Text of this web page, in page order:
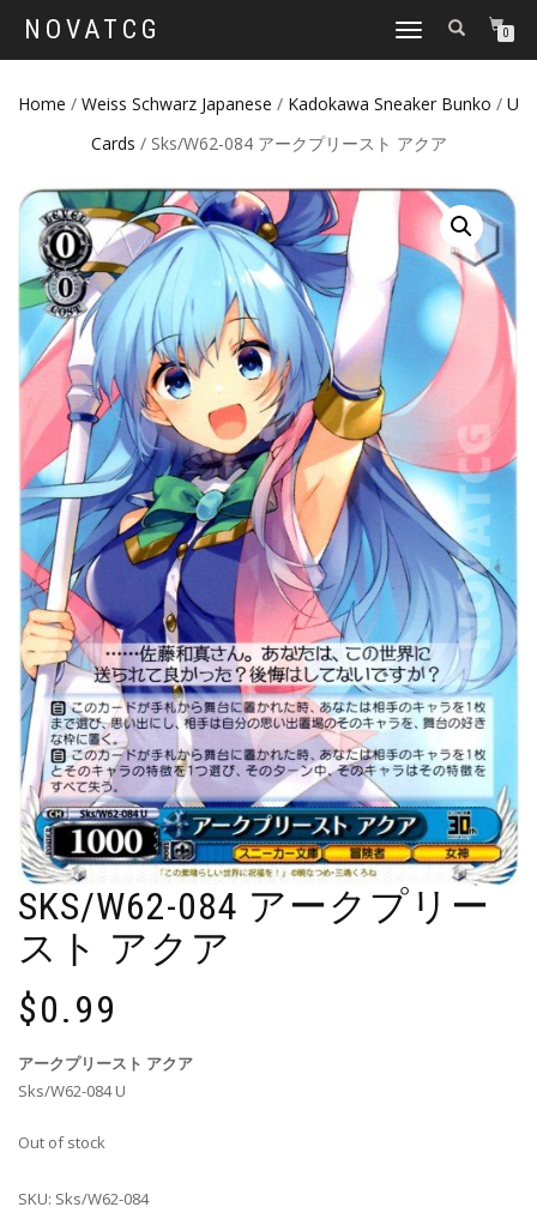
NOVATCG
TOGGLE
0
Home / Weiss Schwarz Japanese / Kadokawa Sneaker Bunko / U
Cards / Sks/W62-084 アークプリースト アクア
SKS/W62-084 アークプリー
スト アクア
$0.99
アークプリースト アクア
Sks/W62-084 U
Out of stock
SKU: Sks/W62-084